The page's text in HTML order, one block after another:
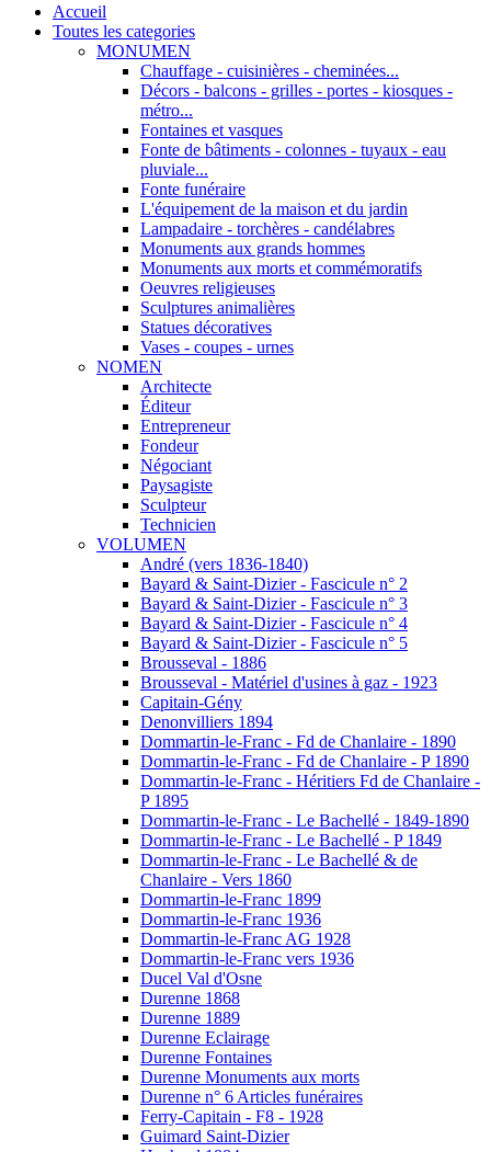
Accueil
Toutes les categories
MONUMEN
Chauffage - cuisinières - cheminées...
Décors - balcons - grilles - portes - kiosques -
métro...
Fontaines et vasques
Fonte de bâtiments - colonnes - tuyaux - eau
pluviale...
Fonte funéraire
L'équipement de la maison et du jardin
Lampadaire - torchères - candélabres
Monuments aux grands hommes
Monuments aux morts et commémoratifs
Oeuvres religieuses
Sculptures animalières
Statues décoratives
Vases - coupes - urnes
NOMEN
Architecte
Éditeur
Entrepreneur
Fondeur
Négociant
Paysagiste
Sculpteur
Technicien
VOLUMEN
André (vers 1836-1840)
Bayard & Saint-Dizier - Fascicule n° 2
Bayard & Saint-Dizier - Fascicule n° 3
Bayard & Saint-Dizier - Fascicule n° 4
Bayard & Saint-Dizier - Fascicule n° 5
Brousseval - 1886
Brousseval - Matériel d'usines à gaz - 1923
Capitain-Gény
Denonvilliers 1894
Dommartin-le-Franc - Fd de Chanlaire - 1890
Dommartin-le-Franc - Fd de Chanlaire - P 1890
Dommartin-le-Franc - Héritiers Fd de Chanlaire -
P 1895
Dommartin-le-Franc - Le Bachellé - 1849-1890
Dommartin-le-Franc - Le Bachellé - P 1849
Dommartin-le-Franc - Le Bachellé & de
Chanlaire - Vers 1860
Dommartin-le-Franc 1899
Dommartin-le-Franc 1936
Dommartin-le-Franc AG 1928
Dommartin-le-Franc vers 1936
Ducel Val d'Osne
Durenne 1868
Durenne 1889
Durenne Eclairage
Durenne Fontaines
Durenne Monuments aux morts
Durenne n° 6 Articles funéraires
Ferry-Capitain - F8 - 1928
Guimard Saint-Dizier